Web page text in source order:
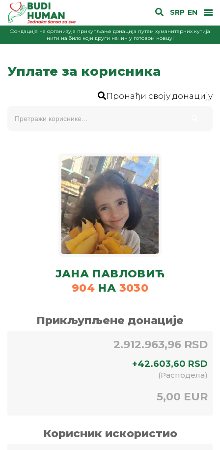
SRP EN
Фондација не организује прикупљање донација путем хуманитарних кутија
нити на било који други начин у готовом новцу!
Уплате за корисника
Пронађи своју донацију
ЈАНА ПАВЛОВИЋ
904 НА 3030
Прикљупљене донације
2.912.963,96 RSD
+42.603,60 RSD
(Расподела)
5,00 EUR
Корисник искористио